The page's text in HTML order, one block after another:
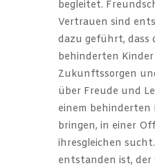
begleitet.
Vertrauen sind
dazu geführt, dass
behinderten
Zukunftssorgen
über Freude und
einem behinderten
bringen, in einer
ihresgleichen
entstanden ist, der